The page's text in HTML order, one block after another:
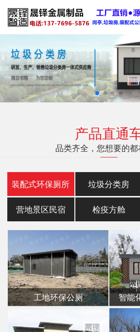
产品直通
品类齐全，您想要的都
装配式环保厕所 垃圾分类房
营地景区民宿 检疫方舱
工地环保公厕 智能